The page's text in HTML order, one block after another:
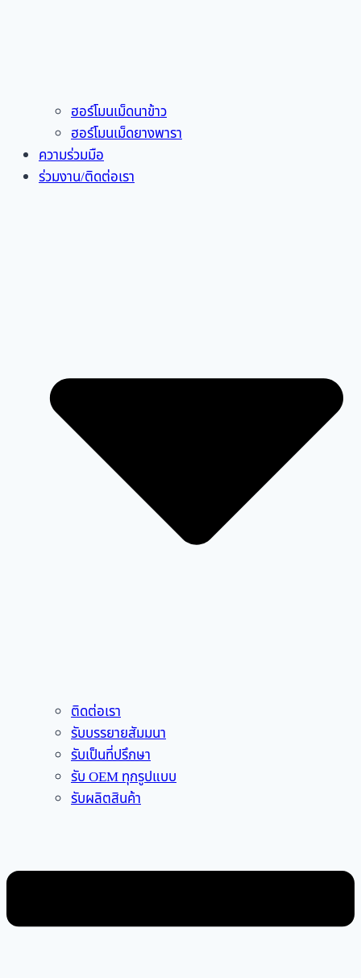
ฮอร์โมนเม็ดนาข้าว
ฮอร์โมนเม็ดยางพารา
ความร่วมมือ
ร่วมงาน/ติดต่อเรา
ติดต่อเรา
รับบรรยายสัมมนา
รับเป็นที่ปรึกษา
รับ OEM ทุกรูปแบบ
รับผลิตสินค้า